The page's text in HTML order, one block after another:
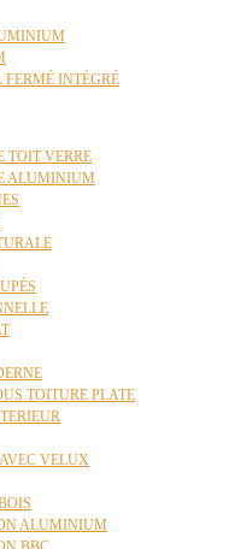
INTÉGRÉ
TOIT VERRE
ALUMINIUM
TOITURE PLATE
VELUX
ALUMINIUM